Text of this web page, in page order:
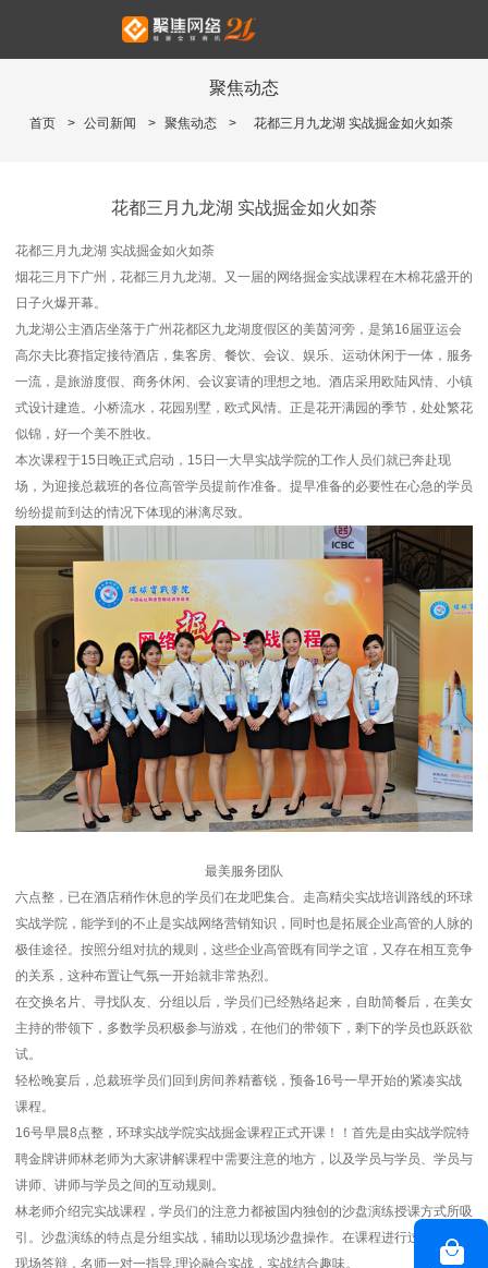
聚焦动态
首页 > 公司新闻 > 聚焦动态 > 花都三月九龙湖 实战掘金如火如荼
花都三月九龙湖 实战掘金如火如荼
花都三月九龙湖 实战掘金如火如荼
烟花三月下广州，花都三月九龙湖。又一届的网络掘金实战课程在木棉花盛开的
日子火爆开幕。
九龙湖公主酒店坐落于广州花都区九龙湖度假区的美茵河旁，是第16届亚运会
高尔夫比赛指定接待酒店，集客房、餐饮、会议、娱乐、运动休闲于一体，服务
一流，是旅游度假、商务休闲、会议宴请的理想之地。酒店采用欧陆风情、小镇
式设计建造。小桥流水，花园别墅，欧式风情。正是花开满园的季节，处处繁花
似锦，好一个美不胜收。
本次课程于15日晚正式启动，15日一大早实战学院的工作人员们就已奔赴现
场，为迎接总裁班的各位高管学员提前作准备。提早准备的必要性在心急的学员
纷纷提前到达的情况下体现的淋漓尽致。
最美服务团队
六点整，已在酒店稍作休息的学员们在龙吧集合。走高精尖实战培训路线的环球
实战学院，能学到的不止是实战网络营销知识，同时也是拓展企业高管的人脉的
极佳途径。按照分组对抗的规则，这些企业高管既有同学之谊，又存在相互竞争
的关系，这种布置让气氛一开始就非常热烈。
在交换名片、寻找队友、分组以后，学员们已经熟络起来，自助简餐后，在美女
主持的带领下，多数学员积极参与游戏，在他们的带领下，剩下的学员也跃跃欲
试。
轻松晚宴后，总裁班学员们回到房间养精蓄锐，预备16号一早开始的紧凑实战
课程。
16号早晨8点整，环球实战学院实战掘金课程正式开课！！首先是由实战学院特
聘金牌讲师林老师为大家讲解课程中需要注意的地方，以及学员与学员、学员与
讲师、讲师与学员之间的互动规则。
林老师介绍完实战课程，学员们的注意力都被国内独创的沙盘演练授课方式所吸
引。沙盘演练的特点是分组实战，辅助以现场沙盘操作。在课程进行过程中学员
现场答辩，名师一对一指导.理论融合实战，实战结合趣味。